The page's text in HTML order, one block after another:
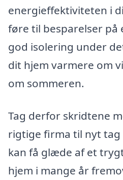
energieffektiviteten i
føre til besparelser på
god isolering under
dit hjem varmere om
om sommeren.
Tag derfor skridtene
rigtige firma til nyt tag
kan få glæde af et
hjem i mange år